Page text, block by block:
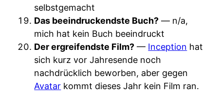
selbstgemacht
Das beeindruckendste Buch? — n/a,
mich hat kein Buch beeindruckt
Der ergreifendste Film? — Inception hat
sich kurz vor Jahresende noch
nachdrücklich beworben, aber gegen
Avatar kommt dieses Jahr kein Film ran.